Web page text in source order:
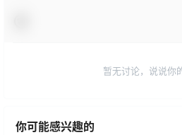
暂无讨论，说说你
你可能感兴趣的